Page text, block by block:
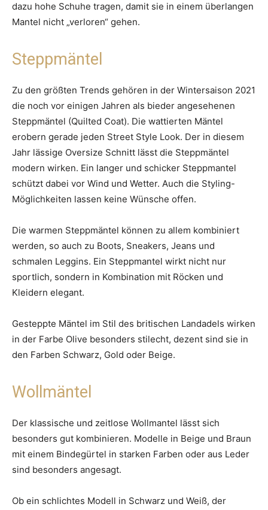
dazu hohe Schuhe tragen, damit sie in einem überlangen
Mantel nicht „verloren“ gehen.
Steppmäntel
Zu den größten Trends gehören in der Wintersaison 2021
die noch vor einigen Jahren als bieder angesehenen
Steppmäntel (Quilted Coat). Die wattierten Mäntel
erobern gerade jeden Street Style Look. Der in diesem
Jahr lässige Oversize Schnitt lässt die Steppmäntel
modern wirken. Ein langer und schicker Steppmantel
schützt dabei vor Wind und Wetter. Auch die Styling-
Möglichkeiten lassen keine Wünsche offen.
Die warmen Steppmäntel können zu allem kombiniert
werden, so auch zu Boots, Sneakers, Jeans und
schmalen Leggins. Ein Steppmantel wirkt nicht nur
sportlich, sondern in Kombination mit Röcken und
Kleidern elegant.
Gesteppte Mäntel im Stil des britischen Landadels wirken
in der Farbe Olive besonders stilecht, dezent sind sie in
den Farben Schwarz, Gold oder Beige.
Wollmäntel
Der klassische und zeitlose Wollmantel lässt sich
besonders gut kombinieren. Modelle in Beige und Braun
mit einem Bindegürtel in starken Farben oder aus Leder
sind besonders angesagt.
Ob ein schlichtes Modell in Schwarz und Weiß, der